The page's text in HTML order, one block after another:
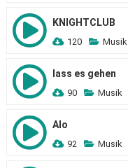
KNIGHTCLUB
120 Musik
lass es gehen
90 Musik
Alo
92 Musik